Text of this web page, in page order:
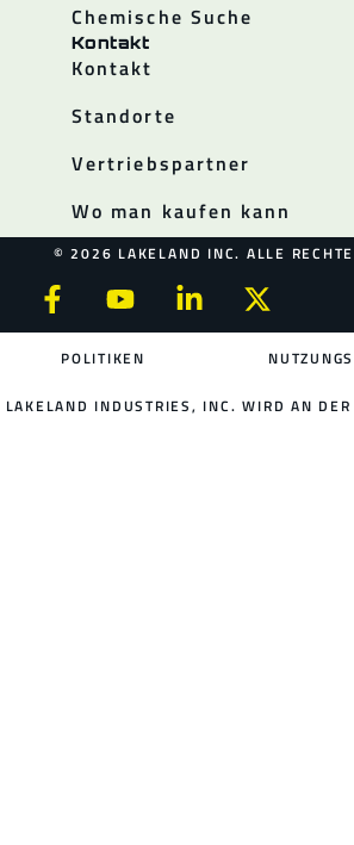
Chemische Suche
Kontakt
Kontakt
Standorte
Vertriebspartner
Wo man kaufen kann
© 2026 LAKELAND INC. ALLE RECHTE
POLITIKEN
LAKELAND INDUSTRIES, INC. WIRD AN